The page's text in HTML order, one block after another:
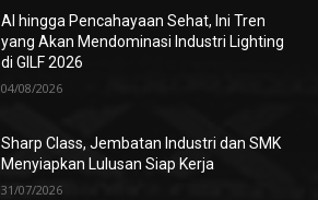
AI hingga Pencahayaan Sehat, Ini Tren
yang Akan Mendominasi Industri Lighting
di GILF 2026
04/08/2026
Sharp Class, Jembatan Industri dan SMK
Menyiapkan Lulusan Siap Kerja
31/07/2026